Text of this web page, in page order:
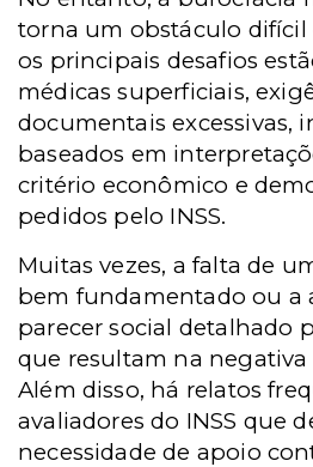
torna um obstáculo difícil
os principais desafios
médicas superficiais,
documentais excessivas,
baseados em
critério econômico e
pedidos pelo INSS.
Muitas vezes, a falta de
bem fundamentado ou a
parecer social detalhado
que resultam na
Além disso, há relatos
avaliadores do INSS que
necessidade de apoio